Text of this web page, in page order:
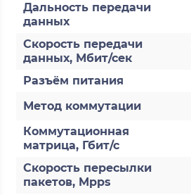
Дальность передачи
данных
Скорость передачи
данных, Мбит/сек
Разъём питания
Метод коммутации
Коммутационная
матрица, Гбит/с
Скорость пересылки
пакетов, Mpps